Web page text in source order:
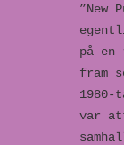
”New
på en
fram
1980-
var